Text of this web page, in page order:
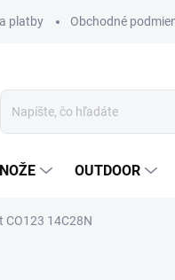
platby Obchodné
OUTDOOR
CO123 14C28N